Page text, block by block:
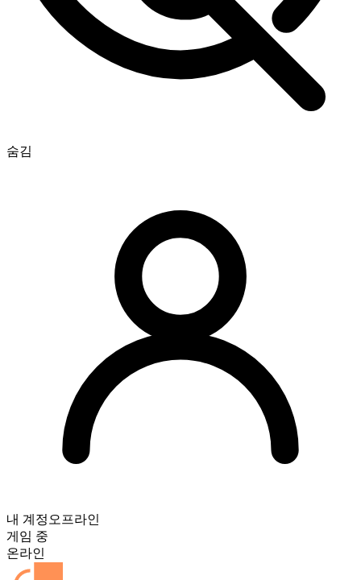
완벽해요! 진행 상황을 실시간으로 확인할 수 있나요?
정말 감사합니다, 최고예요 🧡
숨김
내 계정 오프라인
게임 중
온라인